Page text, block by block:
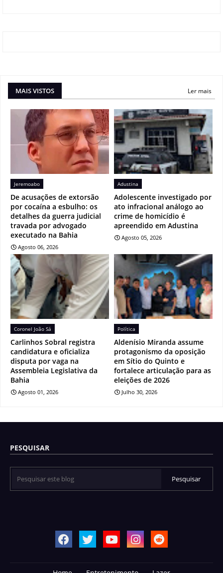
MAIS VISTOS Ler mais
Jeremoabo
De acusações de extorsão
por cocaína a esbulho: os
detalhes da guerra judicial
travada por advogado
executado na Bahia
Agosto 06, 2026
Adustina
Adolescente investigado por
ato infracional análogo ao
crime de homicídio é
apreendido em Adustina
Agosto 05, 2026
Coronel João Sá
Carlinhos Sobral registra
candidatura e oficializa
disputa por vaga na
Assembleia Legislativa da
Bahia
Agosto 01, 2026
Política
Aldenísio Miranda assume
protagonismo da oposição
em Sítio do Quinto e
fortalece articulação para as
eleições de 2026
Julho 30, 2026
PESQUISAR